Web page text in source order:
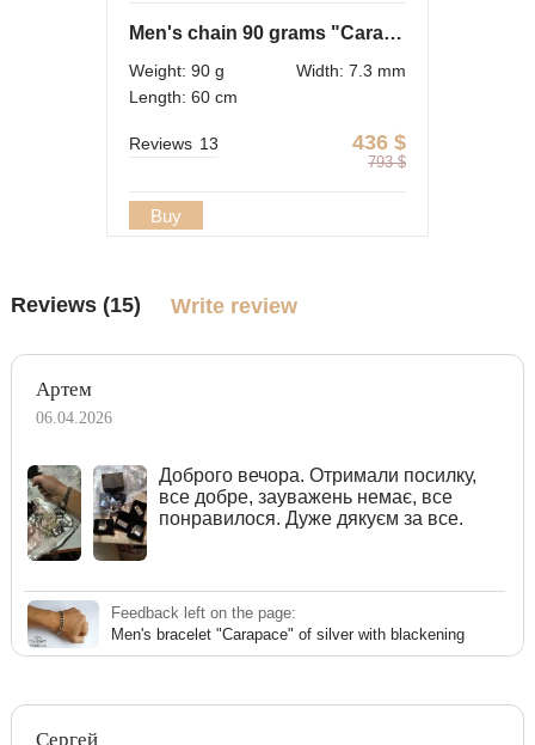
Men's chain 90 grams "Сarapace"
Weight: 90 g
Width: 7.3 mm
Length: 60 cm
436 $
793 $
Reviews 13
Buy
Reviews (15) Write review
Артем
06.04.2026
Доброго вечора. Отримали посилку,
все добре, зауважень немає, все
понравилося. Дуже дякуєм за все.
Feedback left on the page:
Men's bracelet "Carapace" of silver with blackening
Сергей